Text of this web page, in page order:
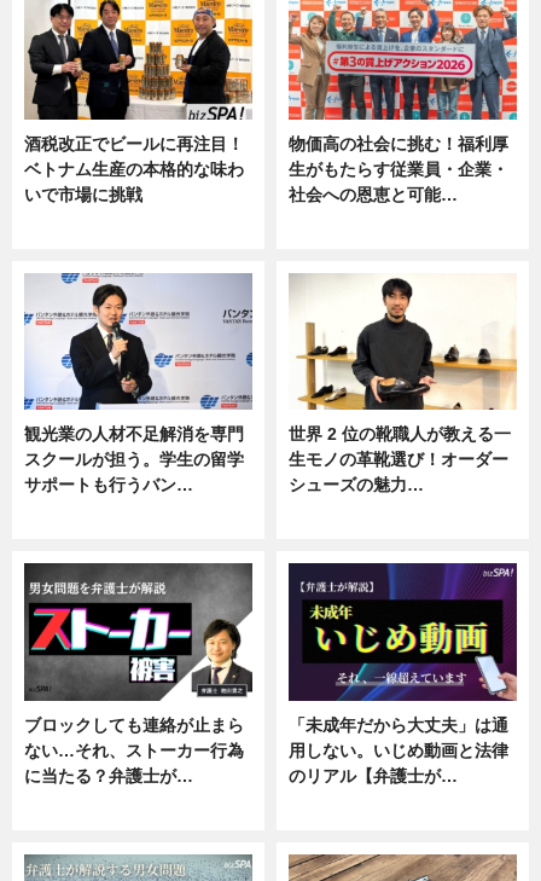
酒税改正でビールに再注目！
ベトナム生産の本格的な味わ
いで市場に挑戦
物価高の社会に挑む！福利厚
生がもたらす従業員・企業・
社会への恩恵と可能…
観光業の人材不足解消を専門
スクールが担う。学生の留学
サポートも行うバン…
世界 2 位の靴職人が教える一
生モノの革靴選び！オーダー
シューズの魅力…
ブロックしても連絡が止まら
ない…それ、ストーカー行為
に当たる？弁護士が…
「未成年だから大丈夫」は通
用しない。いじめ動画と法律
のリアル【弁護士が…